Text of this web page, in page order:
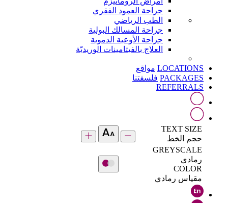
جراحة العمود الفقري
الطب الرياضي
جراحة المسالك البولية
جراحة الأوعية الدموية
العلاج بالفيتامينات الوريديّة
LOCATIONS مواقع
PACKAGES فلسفتنا
REFERRALS
TEXT SIZE
حجم الخط
GREYSCALE
رمادي
COLOR
مقياس رمادي